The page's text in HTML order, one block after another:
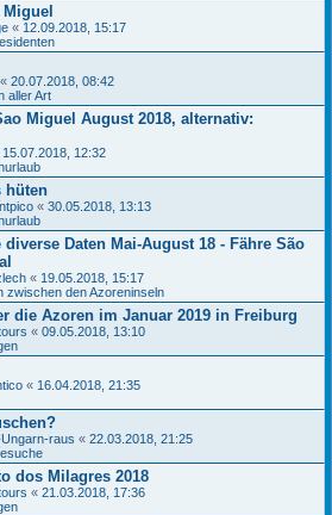
Miguel
« 12.09.2018, 15:17
« 20.07.2018, 08:42
aller Art
Miguel August 2018, alternativ:
15.07.2018, 12:32
hüten
« 30.05.2018, 13:13
Daten Mai-August 18 - Fähre São
« 19.05.2018, 15:17
zwischen den Azoreninseln
die Azoren im Januar 2019 in Freiburg
« 09.05.2018, 13:10
« 16.04.2018, 21:35
raus « 22.03.2018, 21:25
dos Milagres 2018
« 21.03.2018, 17:36